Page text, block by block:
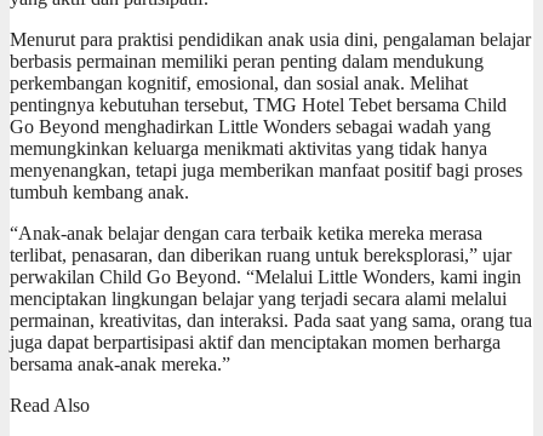
Menurut para praktisi pendidikan anak usia dini, pengalaman belajar
berbasis permainan memiliki peran penting dalam mendukung
perkembangan kognitif, emosional, dan sosial anak. Melihat
pentingnya kebutuhan tersebut, TMG Hotel Tebet bersama Child
Go Beyond menghadirkan Little Wonders sebagai wadah yang
memungkinkan keluarga menikmati aktivitas yang tidak hanya
menyenangkan, tetapi juga memberikan manfaat positif bagi proses
tumbuh kembang anak.
“Anak-anak belajar dengan cara terbaik ketika mereka merasa
terlibat, penasaran, dan diberikan ruang untuk bereksplorasi,” ujar
perwakilan Child Go Beyond. “Melalui Little Wonders, kami ingin
menciptakan lingkungan belajar yang terjadi secara alami melalui
permainan, kreativitas, dan interaksi. Pada saat yang sama, orang tua
juga dapat berpartisipasi aktif dan menciptakan momen berharga
bersama anak-anak mereka.”
Read Also